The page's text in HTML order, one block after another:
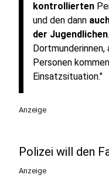
kontrollierten
und den dann
der Jugendlichen
Dortmunderinnen,
Personen
Einsatzsituation."
Anzeige
Polizei will den
Anzeige